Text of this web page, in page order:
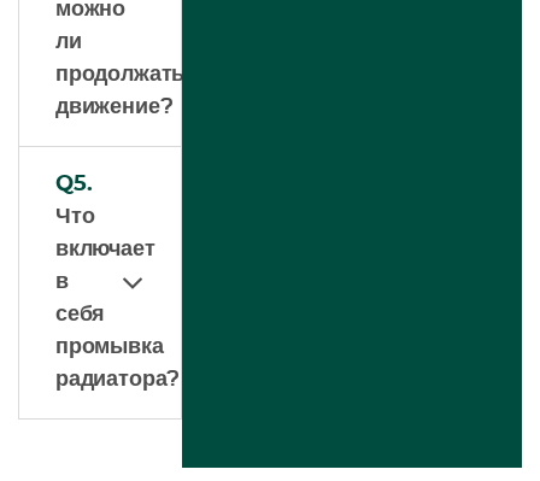
можно
ли
продолжать
движение?
Q5.
Что
включает
в
себя
промывка
радиатора?